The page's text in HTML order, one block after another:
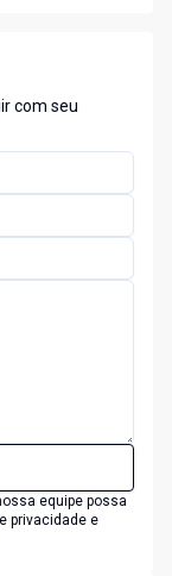
com seu
equipe possa
privacidade e